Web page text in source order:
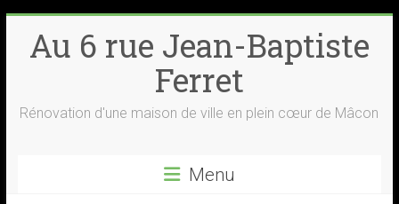
content
Au 6 rue Jean-Baptiste
Ferret
Rénovation d'une maison de ville en plein cœur de Mâcon
Menu